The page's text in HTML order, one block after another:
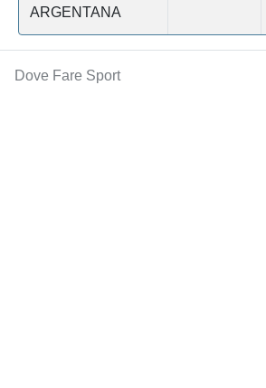
ARGENTANA
Dove Fare Sport